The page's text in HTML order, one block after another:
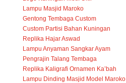
Lampu Masjid Maroko
Gentong Tembaga Custom
Custom Partisi Bahan Kuningan
Replika Hajar Aswad
Lampu Anyaman Sangkar Ayam
Pengrajin Talang Tembaga
Replika Kaligrafi Ornamen Ka’bah
Lampu Dinding Masjid Model Maroko